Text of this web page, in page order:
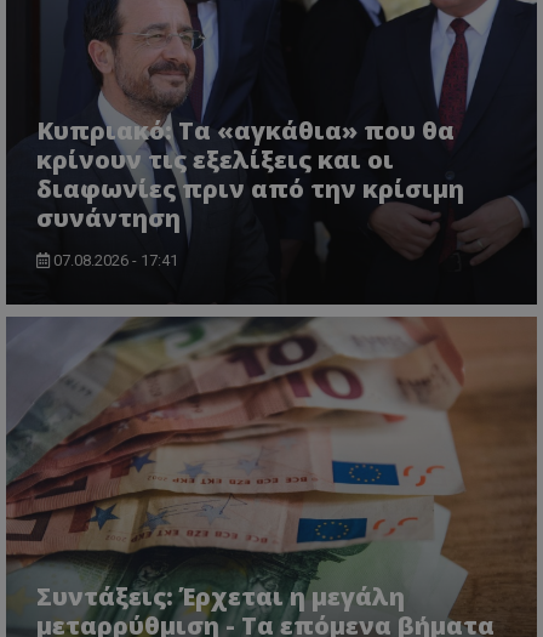
Κυπριακό: Τα «αγκάθια» που θα
κρίνουν τις εξελίξεις και οι
διαφωνίες πριν από την κρίσιμη
συνάντηση
07.08.2026 - 17:41
Συντάξεις: Έρχεται η μεγάλη
μεταρρύθμιση - Τα επόμενα βήματα
CookieScriptConsent
CookieScript
www.tothemaonline.com
usprivacy